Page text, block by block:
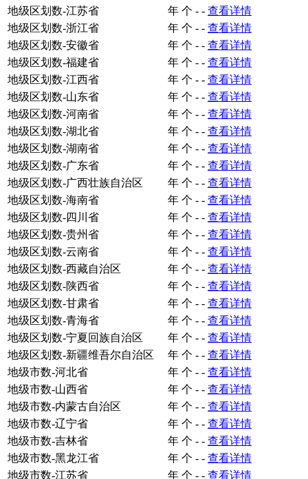
地级区划数-江苏省
年 个 - - 查看详情
地级区划数-浙江省
年 个 - - 查看详情
地级区划数-安徽省
年 个 - - 查看详情
地级区划数-福建省
年 个 - - 查看详情
地级区划数-江西省
年 个 - - 查看详情
地级区划数-山东省
年 个 - - 查看详情
地级区划数-河南省
年 个 - - 查看详情
地级区划数-湖北省
年 个 - - 查看详情
地级区划数-湖南省
年 个 - - 查看详情
地级区划数-广东省
年 个 - - 查看详情
地级区划数-广西壮族自治区
年 个 - - 查看详情
地级区划数-海南省
年 个 - - 查看详情
地级区划数-四川省
年 个 - - 查看详情
地级区划数-贵州省
年 个 - - 查看详情
地级区划数-云南省
年 个 - - 查看详情
地级区划数-西藏自治区
年 个 - - 查看详情
地级区划数-陕西省
年 个 - - 查看详情
地级区划数-甘肃省
年 个 - - 查看详情
地级区划数-青海省
年 个 - - 查看详情
地级区划数-宁夏回族自治区
年 个 - - 查看详情
地级区划数-新疆维吾尔自治区
年 个 - - 查看详情
地级市数-河北省
年 个 - - 查看详情
地级市数-山西省
年 个 - - 查看详情
地级市数-内蒙古自治区
年 个 - - 查看详情
地级市数-辽宁省
年 个 - - 查看详情
地级市数-吉林省
年 个 - - 查看详情
地级市数-黑龙江省
年 个 - - 查看详情
地级市数-江苏省
年 个 - - 查看详情